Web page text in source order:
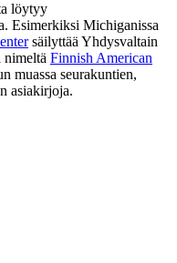
löytyy
Esimerkiksi Michiganissa
säilyttää Yhdysvaltain
nimeltä Finnish American
muassa seurakuntien,
asiakirjoja.